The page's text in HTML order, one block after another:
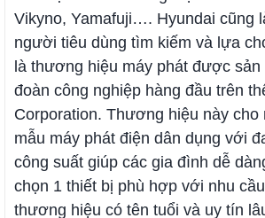
Vikyno, Yamafuji…. Hyundai cũng
người tiêu dùng tìm kiếm và lựa
là thương hiệu máy phát được
đoàn công nghiệp hàng đầu trên
Corporation. Thương hiệu này cho
mẫu máy phát điện dân dụng với
công suất giúp các gia đình dễ
chọn 1 thiết bị phù hợp với nhu
thương hiệu có tên tuổi và uy tín